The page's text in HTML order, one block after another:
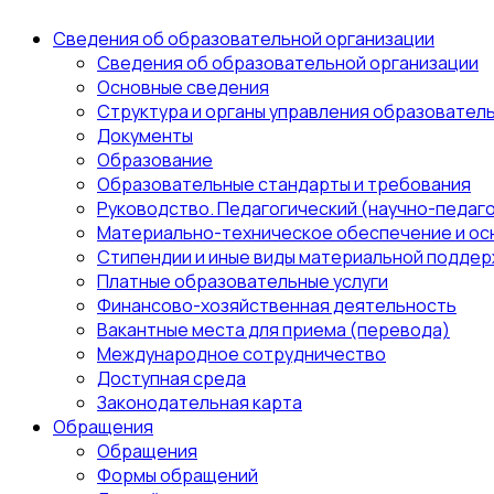
Сведения об образовательной организации
Сведения об образовательной организации
Основные сведения
Структура и органы управления
Документы
Образование
Образовательные стандарты и требования
Руководство. Педагогический (научно-
Материально-техническое обеспечение и
Стипендии и иные виды материальной
Платные образовательные услуги
Финансово-хозяйственная деятельность
Вакантные места для приема (перевода)
Международное сотрудничество
Доступная среда
Законодательная карта
Обращения
Обращения
Формы обращений